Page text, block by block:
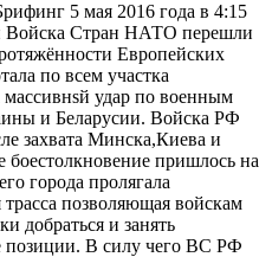
5 мая 2016 года в 4:15
Войска Стран НАТО перешли
Европейских
по всем участка
удар по военным
и Беларусии. Войска РФ
захвата Минска,Киева и
пришлось на
города пролягала
позволяющая войскам
добраться и занять
позиции. В силу чего ВС РФ